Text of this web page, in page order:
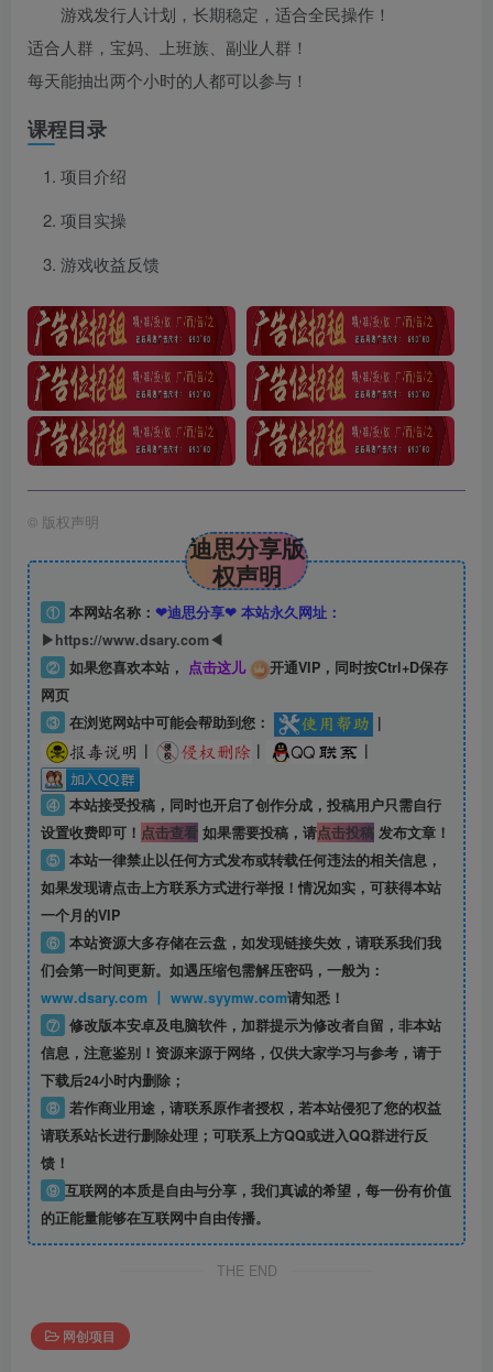
游戏发行人计划，长期稳定，适合全民操作！
适合人群，宝妈、上班族、副业人群！
每天能抽出两个小时的人都可以参与！
课程目录
项目介绍
项目实操
游戏收益反馈
© 版权声明
迪思分享版
权声明
① 本网站名称： ❤迪思分享❤ 本站永久网址：
▶https://www.dsary.com◀
② 如果您喜欢本站， 点击这儿
开通VIP，同时按Ctrl+D保存
网页
③ 在浏览网站中可能会帮助到您：
|
|
| |
④ 本站接受投稿，同时也开启了创作分成，投稿用户只需自行
设置收费即可！ 点击查看如果需要投稿，请点击投稿发布文章！
⑤ 本站一律禁止以任何方式发布或转载任何违法的相关信息，
如果发现请点击上方联系方式进行举报！情况如实，可获得本站
一个月的VIP
⑥ 本站资源大多存储在云盘，如发现链接失效，请联系我们我
们会第一时间更新。如遇压缩包需解压密码，一般为：
www.dsary.com 丨 www.syymw.com请知悉！
⑦ 修改版本安卓及电脑软件，加群提示为修改者自留， 非本站
信息，注意鉴别！资源来源于网络，仅供大家学习与参考，请于
下载后24小时内删除；
⑧ 若作商业用途，请联系原作者授权，若本站侵犯了您的权益
请联系站长进行删除处理；可联系上方QQ或进入QQ群进行反
馈！
⑨ 互联网的本质是自由与分享，我们真诚的希望，每一份有价值
的正能量能够在互联网中自由传播。
THE END
网创项目